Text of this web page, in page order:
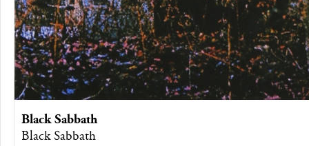
Black Sabbath
Black Sabbath